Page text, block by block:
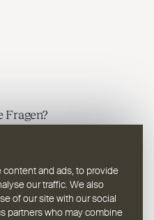
and ads, to provide
our traffic. We also
of our site with our social
partners who may combine
Fragen?
Sie uns